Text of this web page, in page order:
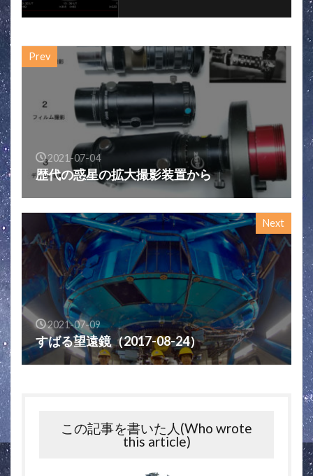
Prev
2021-07-04
歴代の惑星の拡大撮影装置から
Next
2021-07-09
すばる望遠鏡（2017-08-24）
この記事を書いた人(Who wrote
this article)